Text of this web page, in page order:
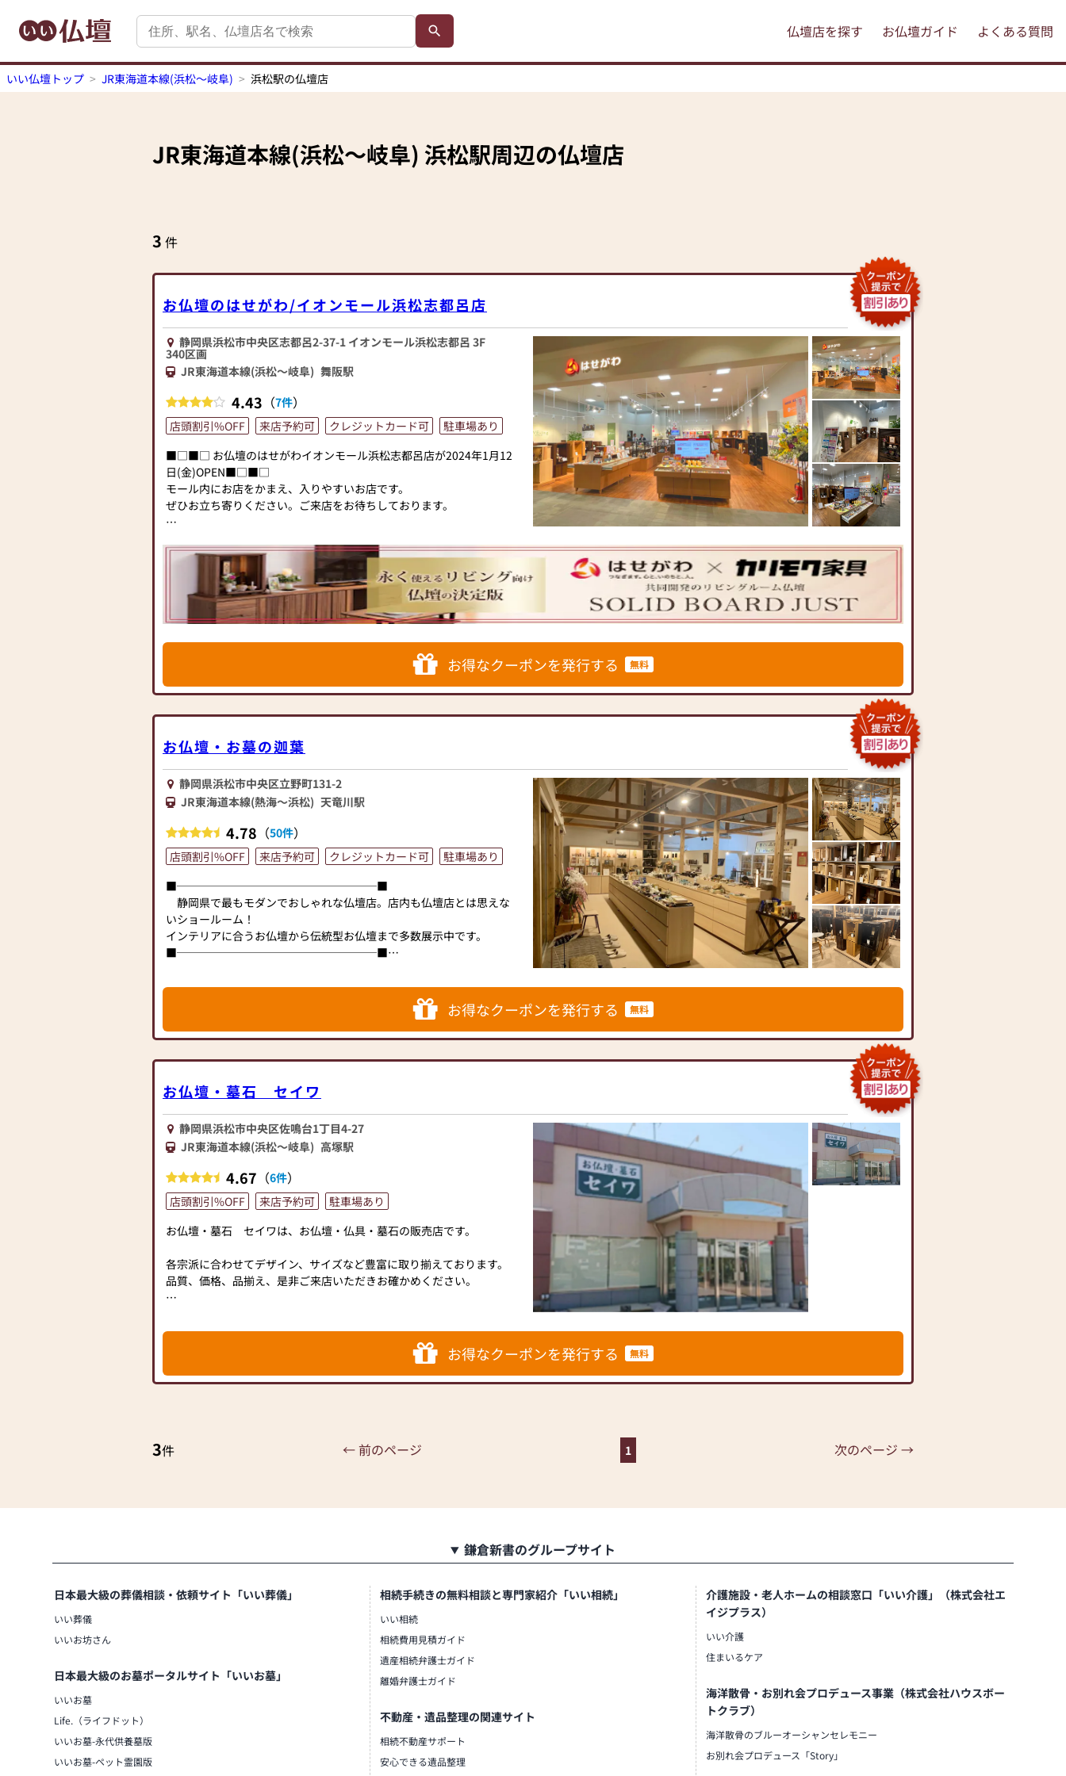
仏壇店を探す お仏壇ガイド よくある質問
いい仏壇トップ JR東海道本線(浜松～岐阜) 浜松駅の仏壇店
JR東海道本線(浜松～岐阜) 浜松駅周辺の仏壇店
3 件
お仏壇のはせがわ/イオンモール浜松志都呂店
静岡県浜松市中央区志都呂2-37-1 イオンモール浜松志都呂 3F
340区画
JR東海道本線(浜松～岐阜) 舞阪駅
4.43 （7件）
店頭割引%OFF 来店予約可 クレジットカード可
駐車場あり
■□■□ お仏壇のはせがわイオンモール浜松志都呂店が2024年1月12
日(金)OPEN■□■□
モール内にお店をかまえ、入りやすいお店です。
ぜひお立ち寄りください。ご来店をお待ちしております。
み。仏壇販売のリーディングカンパニー
▶「カリモク家具」など国内家具専門メーカーと、モダンなインテリ
アにマッチするお仏壇を展開
◆◆ お陰様で創業94年 ◆◆
国内130店舗以上のスケールメリットと東証上場の信頼。創業以来、親
切・丁寧な説明と対応を心がけ、年間約25,000基のお仏壇、約3,000基
のお墓を納めています。「お仏壇のはせがわ」では、さまざまな供養
（対話の場づくり）の形をご提案しております。ご自身、ご家族にあ
ら、ぜひ、お気軽にご相談ください。店内にはお仏壇・お仏具・お位
牌・お線香・お念珠等、豊富にご用意しております。1,000種類以上の
組み合わせの中からお客様に合ったお仏壇・お仏具をご提案いたしま
す。
≪「カリモク家具」との協同開発≫
との協同開発で、現代の住宅にあったモダンなお仏壇を作っていま
す。他にも国内の家具専門メーカーと作り上げたお仏壇コレクション
≪はせがわ店舗サービスのご案内≫
●仏壇・仏具・お墓・相続・遺品整理のご相談
●ご来店予約(ページ内の「来店予約ボタン」からお申込ください)
●お電話(ご相談や商品のご注文を承ります。お電話時に「いい仏壇を
●訪問(はせがわの専門スタッフがご相談や商品ご購入のお手続きを致
≪お仏壇のはせがわよりお客様へ≫
ています。
ザインの仏壇、またコンパクトなサイズの仏壇など、お客様のご要望
に合わせて選ぶことができます。仏壇の素材や彫刻、仏像の種類も豊
富にご用意しておりますので、心からご供養いただける仏壇を見つけ
ていただけます。
さらに、仏具も充実しております。位牌や線香、ろうそくや花立てな
ど、お仏壇のセットや個別のアイテムも豊富に揃えております。お好
やすい価格を実現しています。お客様に長くご利用いただけるような
耐久性のある商品を取り扱っておりますので、安心してお買い物をお
仏壇や仏具に関するご質問やご相談にも親身にお答えし、最適なアド
バイスをいたします。お客様のご満足度を最優先に考え、心からのお
もてなしを提供いたします。
間で、お仏壇や仏具をご覧いただけます。スタッフ一同、心よりお待
お得なクーポンを発行する 無料
お仏壇・お墓の迦葉
静岡県浜松市中央区立野町131-2
JR東海道本線(熱海～浜松) 天竜川駅
4.78 （50件）
店頭割引%OFF 来店予約可 クレジットカード可
駐車場あり
■──────────────────■
静岡県で最もモダンでおしゃれな仏壇店。店内も仏壇店とは思えな
いショールーム！
インテリアに合うお仏壇から伝統型お仏壇まで多数展示中です。
■──────────────────■
迦葉は、仏壇公正取引協議会(消費者庁認可)に加盟しており、安心な国
伝統型仏壇・金仏壇をはじめ、人気の家具調仏壇・上置き仏壇も豊富
に取り揃えております。
す。
お仏壇の品質と価格には自信があります。
まずはお下見だけでも結構です。クーポンを発行の上お気軽にご来店
ください。
心よりお待ち申し上げております。
【大型駐車場完備】
お得なクーポンを発行する 無料
お仏壇・墓石 セイワ
静岡県浜松市中央区佐鳴台1丁目4-27
JR東海道本線(浜松～岐阜) 高塚駅
4.67 （6件）
店頭割引%OFF 来店予約可
駐車場あり
お仏壇・墓石 セイワは、お仏壇・仏具・墓石の販売店です。
各宗派に合わせてデザイン、サイズなど豊富に取り揃えております。
品質、価格、品揃え、是非ご来店いただきお確かめください。
ソク）等も品数豊富に取り揃えております。
【お仏壇ご購入特典】
お得なクーポンを発行する 無料
3件 ← 前のページ 1 次のページ →
鎌倉新書のグループサイト
日本最大級の葬儀相談・依頼サイト「いい葬儀」
いい葬儀
いいお坊さん
日本最大級のお墓ポータルサイト「いいお墓」
いいお墓
Life.（ライフドット）
いいお墓-永代供養墓版
いいお墓-ペット霊園版
相続手続きの無料相談と専門家紹介「いい相続」
いい相続
相続費用見積ガイド
遺産相続弁護士ガイド
離婚弁護士ガイド
不動産・遺品整理の関連サイト
相続不動産サポート
安心できる遺品整理
介護施設・老人ホームの相談窓口「いい介護」（株式会社エ
イジプラス）
いい介護
住まいるケア
海洋散骨・お別れ会プロデュース事業（株式会社ハウスボー
トクラブ）
海洋散骨のブルーオーシャンセレモニー
お別れ会プロデュース「Story」